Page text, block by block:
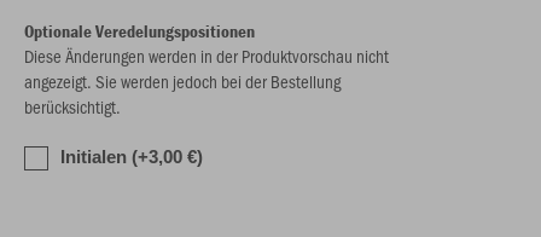
Optionale Veredelungspositionen
Diese Änderungen werden in der Produktvorschau nicht
angezeigt. Sie werden jedoch bei der Bestellung
berücksichtigt.
Initialen (+3,00 €)